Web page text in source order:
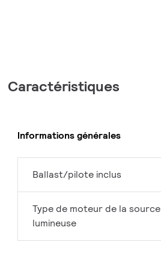
Caractéristiques
Informations générales
Ballast/pilote inclus
Type de moteur de la source
lumineuse